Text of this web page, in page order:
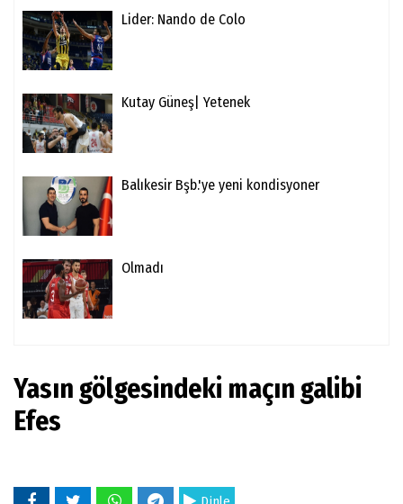
Lider: Nando de Colo
Kutay Güneş| Yetenek
Balıkesir Bşb.'ye yeni kondisyoner
Olmadı
Yasın gölgesindeki maçın galibi
Efes